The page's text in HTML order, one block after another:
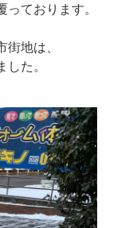
ております。
地は、
た。